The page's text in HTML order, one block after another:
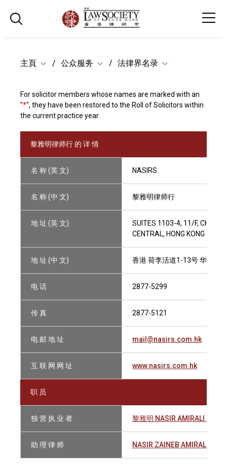
主頁 公众服务 法律界名录
For solicitor members whose names are marked with an
"*", they have been restored to the Roll of Solicitors within
the current practice year.
黎雅明律师行 的 详 情
名 称 (英 文) NASIRS
名 称 (中 文) 黎雅明律师行
地 址 (英 文)
SUITES 1103-4, 11/F,
CENTRAL, HONG KONG
地 址 (中 文) 香港 荷李活道1-13号 华懋荷
电 话 2877-5299
传 真 2877-5121
电 邮 地 址 mail@nasirs.com.hk
互 联 网 网 址 www.nasirs.com.hk
职 员
独 营 执 业 者 黎雅明 NASIR AMIRALI
助 理 律 师 NASIR ZAINEB AMIRALI